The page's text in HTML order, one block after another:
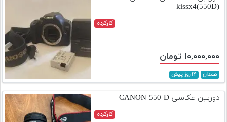
kissx4(550D)
کارکرده
۱۰,۰۰۰,۰۰۰ تومان
همدان ۱۴ روز پیش
دوربین عکاسی CANON 550 D
کارکرده